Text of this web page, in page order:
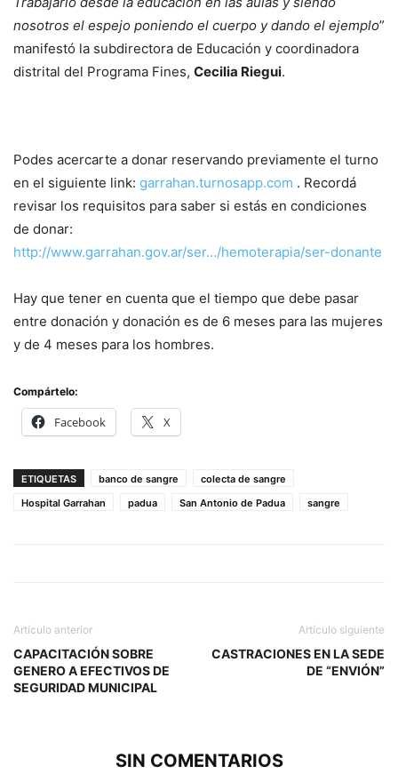
nosotros el espejo poniendo el cuerpo y dando el ejemplo”
manifestó la subdirectora de Educación y coordinadora
distrital del Programa Fines, Cecilia Riegui.
Podes acercarte a donar reservando previamente el turno
en el siguiente link: garrahan.turnosapp.com . Recordá
revisar los requisitos para saber si estás en condiciones
de donar:
http://www.garrahan.gov.ar/ser…/hemoterapia/ser-donante
Hay que tener en cuenta que el tiempo que debe pasar
entre donación y donación es de 6 meses para las mujeres
y de 4 meses para los hombres.
Compártelo:
Facebook X
ETIQUETAS banco de sangre
colecta de sangre
Hospital Garrahan
padua San Antonio de Padua sangre
Artículo anterior
CAPACITACIÓN SOBRE
GENERO A EFECTIVOS DE
SEGURIDAD MUNICIPAL
Artículo siguiente
CASTRACIONES EN LA SEDE
DE “ENVIÓN”
SIN COMENTARIOS